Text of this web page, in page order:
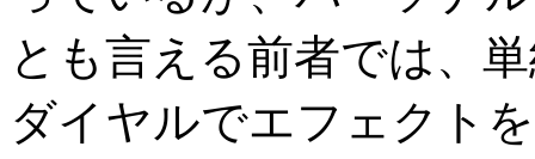
とも言える前者では、
ダイヤルでエフェクト